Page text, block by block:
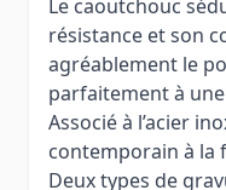
Le caoutchouc
résistance et son
agréablement le
parfaitement à
Associé à l’acier
contemporain à la
Deux types de